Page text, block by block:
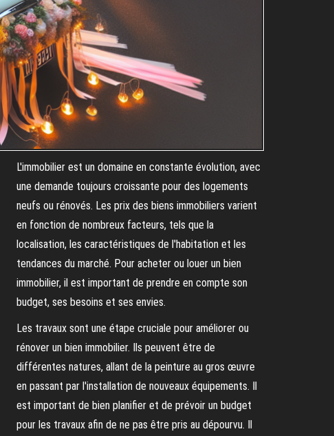
L'immobilier est un domaine en constante évolution, avec
une demande toujours croissante pour des logements
neufs ou rénovés. Les prix des biens immobiliers varient
en fonction de nombreux facteurs, tels que la
localisation, les caractéristiques de l'habitation et les
tendances du marché. Pour acheter ou louer un bien
immobilier, il est important de prendre en compte son
budget, ses besoins et ses envies.
Les travaux sont une étape cruciale pour améliorer ou
rénover un bien immobilier. Ils peuvent être de
différentes natures, allant de la peinture au gros œuvre
en passant par l'installation de nouveaux équipements. Il
est important de bien planifier et de prévoir un budget
pour les travaux afin de ne pas être pris au dépourvu. Il